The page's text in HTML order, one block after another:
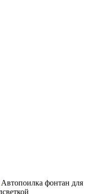
Автопоилка фонтан для